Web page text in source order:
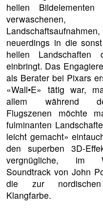
hellen
neuerdings in die
hellen Landschaften
einbringt. Das
als Berater bei Pixars
«Wall•E» tätig war,
allem während
Flugszenen möchte
fulminanten
leicht gemacht»
den superben 3D-
vergnügliche, im
Soundtrack von John
die zur
Klangfarbe.